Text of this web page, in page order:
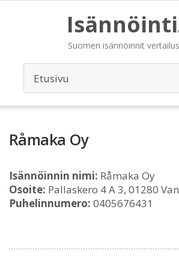
Suomen isännöinnit
Råmaka Oy
Isännöinnin nimi: Råmaka Oy
Osoite: Pallaskero 4 A 3, 01280
Puhelinnumero: 0405676431